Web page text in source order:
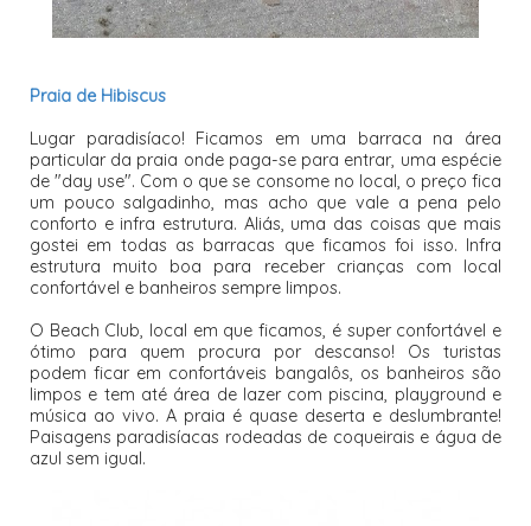
Praia de Hibiscus
Lugar paradisíaco! Ficamos em uma barraca na área
particular da praia onde paga-se para entrar, uma espécie
de "day use". Com o que se consome no local, o preço fica
um pouco salgadinho, mas acho que vale a pena pelo
conforto e infra estrutura. Aliás, uma das coisas que mais
gostei em todas as barracas que ficamos foi isso. Infra
estrutura muito boa para receber crianças com local
confortável e banheiros sempre limpos.
O Beach Club, local em que ficamos, é super confortável e
ótimo para quem procura por descanso! Os turistas
podem ficar em confortáveis bangalôs, os banheiros são
limpos e tem até área de lazer com piscina, playground e
música ao vivo. A praia é quase deserta e deslumbrante!
Paisagens paradisíacas rodeadas de coqueirais e água de
azul sem igual.